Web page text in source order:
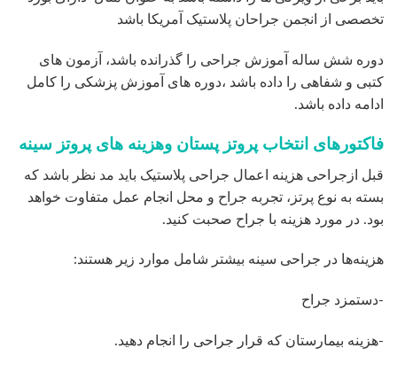
تخصصی از انجمن جراحان پلاستیک آمریکا باشد
دوره شش ساله آموزش جراحی را گذرانده باشد، آزمون های
کتبی و شفاهی را داده باشد ،دوره های آموزش پزشکی را کامل
ادامه داده باشد.
فاکتورهای انتخاب پروتز پستان وهزینه‌ های پروتز سینه
قبل ازجراحی هزینه اعمال جراحی پلاستیک باید مد نظر باشد که
بسته به نوع پرتز، تجربه جراح و محل انجام عمل متفاوت خواهد
بود. در مورد هزینه با جراح صحبت کنید.
هزینه‌ها در جراحی سینه بیشتر شامل موارد زیر هستند:
-دستمزد جراح
-هزینه بیمارستان که قرار جراحی را انجام دهید.